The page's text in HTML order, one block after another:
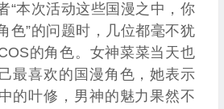
“本次活动这些国漫之中，你
色”的问题时，几位都毫不犹
的角色。女神菜菜当天也
最喜欢的国漫角色，她表示
的叶修，男神的魅力果然不